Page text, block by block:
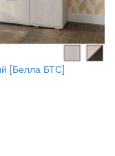
[Белла БТС]